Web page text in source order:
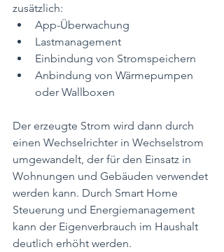
zusätzlich:
App-Überwachung
Lastmanagement
Einbindung von Stromspeichern
Anbindung von Wärmepumpen
oder Wallboxen
Der erzeugte Strom wird dann durch
einen Wechselrichter in Wechselstrom
umgewandelt, der für den Einsatz in
Wohnungen und Gebäuden verwendet
werden kann. Durch Smart Home
Steuerung und Energiemanagement
kann der Eigenverbrauch im Haushalt
deutlich erhöht werden.